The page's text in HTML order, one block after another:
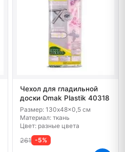
Чехол для гладильной
доски Omak Plastik 40318
Размер: 130x48x0,5 см
Материал: ткань
Цвет: разные цвета
261 -5%